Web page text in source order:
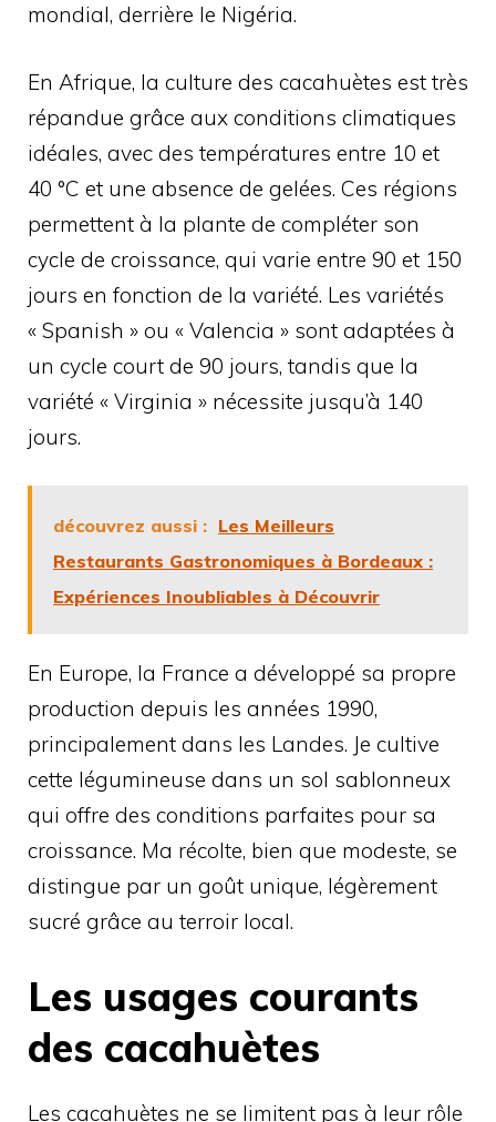
mondial, derrière le Nigéria.
En Afrique, la culture des cacahuètes est très
répandue grâce aux conditions climatiques
idéales, avec des températures entre 10 et
40 °C et une absence de gelées. Ces régions
permettent à la plante de compléter son
cycle de croissance, qui varie entre 90 et 150
jours en fonction de la variété. Les variétés
« Spanish » ou « Valencia » sont adaptées à
un cycle court de 90 jours, tandis que la
variété « Virginia » nécessite jusqu’à 140
jours.
découvrez aussi : Les Meilleurs
Restaurants Gastronomiques à Bordeaux :
Expériences Inoubliables à Découvrir
En Europe, la France a développé sa propre
production depuis les années 1990,
principalement dans les Landes. Je cultive
cette légumineuse dans un sol sablonneux
qui offre des conditions parfaites pour sa
croissance. Ma récolte, bien que modeste, se
distingue par un goût unique, légèrement
sucré grâce au terroir local.
Les usages courants
des cacahuètes
Les cacahuètes ne se limitent pas à leur rôle